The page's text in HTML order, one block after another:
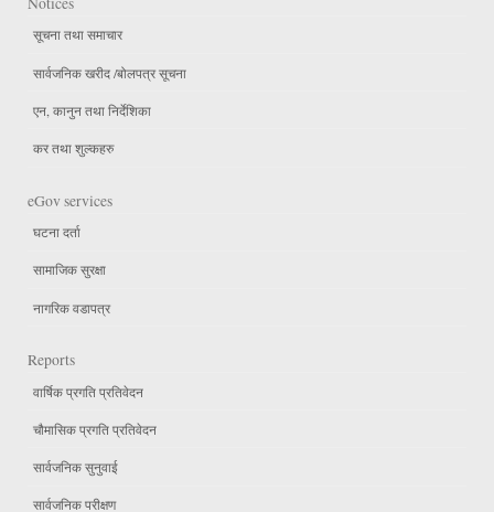
सूचना तथा समाचार
सार्वजनिक खरीद /बोलपत्र सूचना
एन, कानुन तथा निर्देशिका
कर तथा शुल्कहरु
eGov services
घटना दर्ता
सामाजिक सुरक्षा
नागरिक वडापत्र
Reports
वार्षिक प्रगति प्रतिवेदन
चौमासिक प्रगति प्रतिवेदन
सार्वजनिक सुनुवाई
सार्वजनिक परीक्षण